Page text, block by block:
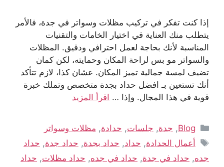
إذا كنت تفكر في تركيب مظلات وسواتر في جدة، فالأمر
يتطلب منك العناية في اختيار الخامات والتقنيات
المناسبة لأنك بحاجة لعمل احترافي ودقيق. المظلات
والسواتر مو بس لراحة المكان وحمايته، لكن كمان
تضيف لمسة جمالية تميز المكان. عشان كذا، لازم تتأكد
أنك تستعين بـ افضل حداد بجدة متخصص وتملك خبرة
قوية في هذا المجال. وإذا … اقرأ المزيد
Blog
, جدة, جلسات, حدادة, مظلات وسواتر
أعمال الحدادة, حداد, حداد بجدة, حداد جدة, حداد
جده, حداد في جدة, حداد في جده, حداد مظلات, حداد